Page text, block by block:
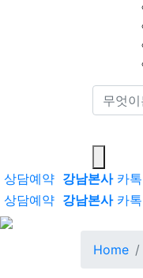
통합검색
상담예약 강남본사카톡
상담예약 강남본사카톡
Home